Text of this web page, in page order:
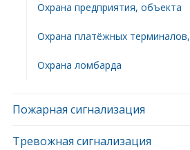
Охрана предприятия, объекта
Охрана платёжных
Охрана ломбарда
Пожарная сигнализация
Тревожная сигнализация